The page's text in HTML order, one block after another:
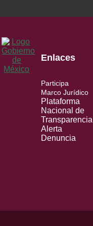
Enlaces
Participa
Marco Jurídico
Plataforma
Nacional de
Transparencia
Alerta
Denuncia